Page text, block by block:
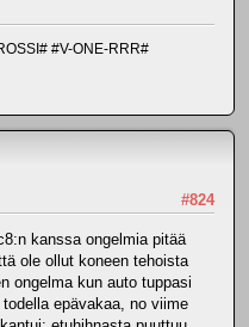
#V-ONE-RRR#
#824
kanssa ongelmia pitää
ole ollut koneen tehoista
ongelma kun auto tuppasi
epävakaa, no viime